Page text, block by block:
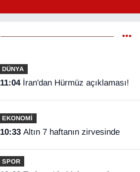
DÜNYA
11:04 İran'dan Hürmüz açıklaması!
EKONOMİ
10:33 Altın 7 haftanın zirvesinde
SPOR